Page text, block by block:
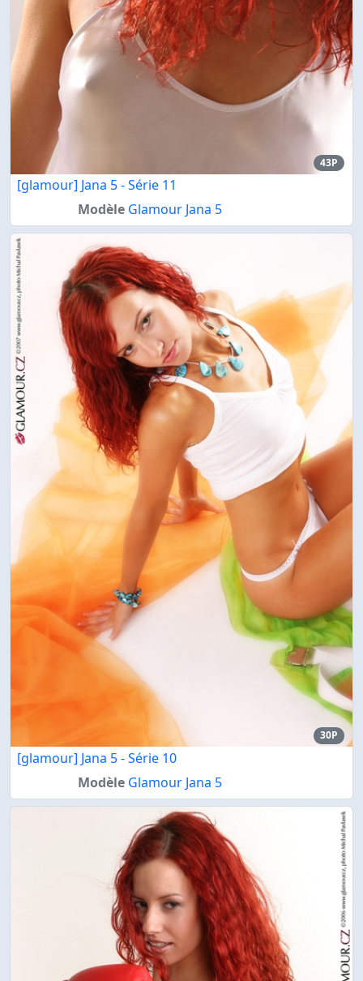
43P
[glamour] Jana 5 - Série 11
Modèle Glamour Jana 5
30P
[glamour] Jana 5 - Série 10
Modèle Glamour Jana 5